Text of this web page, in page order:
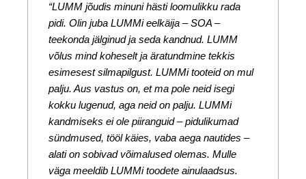
“LUMM jõudis minuni hästi loomulikku rada
pidi. Olin juba LUMMi eelkäija – SOA –
teekonda jälginud ja seda kandnud. LUMM
võlus mind koheselt ja äratundmine tekkis
esimesest silmapilgust. LUMMi tooteid on mul
palju. Aus vastus on, et ma pole neid isegi
kokku lugenud, aga neid on palju. LUMMi
kandmiseks ei ole piiranguid – pidulikumad
sündmused, tööl käies, vaba aega nautides –
alati on sobivad võimalused olemas. Mulle
väga meeldib LUMMi toodete ainulaadsus.